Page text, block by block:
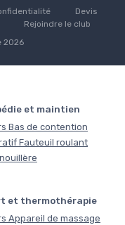
Devis
Rejoindre le club
2026
et maintien
Bas de contention
Fauteuil roulant
et thermothérapie
Appareil de massage